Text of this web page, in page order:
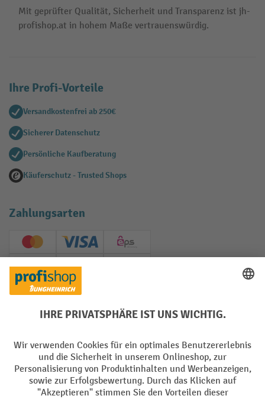
Mit geprüfter Qualität, Sicherheit und Transparenz ist jh-
profishop.at in hohem Maße vertrauenswürdig.
Ihre Profi-Vorteile
Versandkostenfrei ab 250€
Sicherer Datenschutz
Persönliche Kaufberatung
Käuferschutz - Trusted Shops
Zahlungsarten
Creditcard (Master)Creditcard (Visa)
EPS
PayPal
Soziale Netzwerke
Impressum Datenschutz